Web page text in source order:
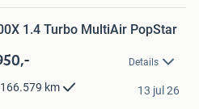
1.4 Turbo MultiAir PopStar
Details
166.579 km 13 jul 26